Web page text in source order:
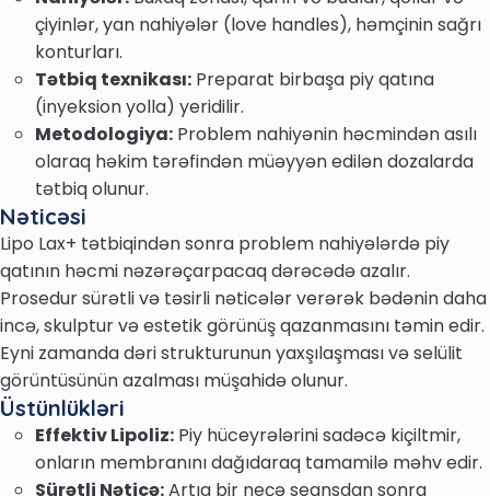
çiyinlər, yan nahiyələr (love handles), həmçinin sağrı
konturları.
Tətbiq texnikası: Preparat birbaşa piy qatına
(inyeksion yolla) yeridilir.
Metodologiya: Problem nahiyənin həcmindən asılı
olaraq həkim tərəfindən müəyyən edilən dozalarda
tətbiq olunur.
Nəticəsi
Lipo Lax+ tətbiqindən sonra problem nahiyələrdə piy
qatının həcmi nəzərəçarpacaq dərəcədə azalır.
Prosedur sürətli və təsirli nəticələr verərək bədənin daha
incə, skulptur və estetik görünüş qazanmasını təmin edir.
Eyni zamanda dəri strukturunun yaxşılaşması və selülit
görüntüsünün azalması müşahidə olunur.
Üstünlükləri
Effektiv Lipoliz: Piy hüceyrələrini sadəcə kiçiltmir,
onların membranını dağıdaraq tamamilə məhv edir.
Sürətli Nəticə:Artıq bir neçə seansdan sonra